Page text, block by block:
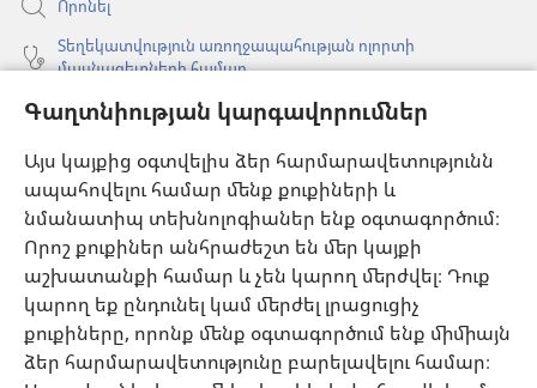
Գաղտնիության կարգավորումներ
Այս կայքից օգտվելիս ձեր հարմարավետությունն
ապահովելու համար մենք քուքիների և
նմանատիպ տեխնոլոգիաներ ենք օգտագործում։
Որոշ քուքիներ անհրաժեշտ են մեր կայքի
աշխատանքի համար և չեն կարող մերժվել։ Դուք
կարող եք ընդունել կամ մերժել լրացուցիչ
քուքիները, որոնք մենք օգտագործում ենք միմիայն
ձեր հարմարավետությունը բարելավելու համար։
Որոնել
Տեղեկատվություն առողջապահության ոլորտի
մասնագետների համար
Գլոբալ հաղորդակցություն
Օգնություն
Նվիրատվություններ
(բացվում
է
նոր
պատուհան)
Դիտարանի ՕՆԼԱՅՆ ԳՐԱԴԱՐԱՆ
(բացվում
է
նոր
պատուհան)
JW Hub
(բացվում
է
®